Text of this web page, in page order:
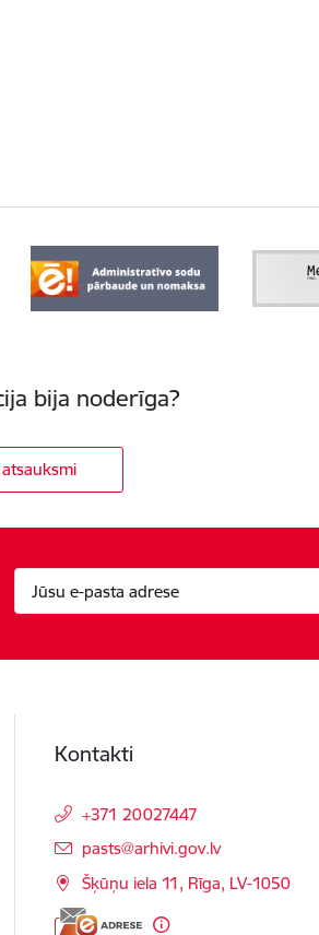
bija noderīga?
Kontakti
+371 20027447
E-pasts:
pasts@arhivi.gov.lv
Šķūņu iela 11, Rīga, LV-1050